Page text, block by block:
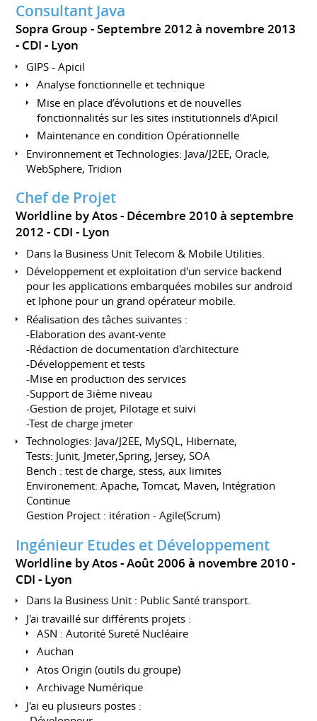
Consultant Java
Sopra Group
Septembre 2012 à novembre 2013
CDI
Lyon
GIPS - Apicil
Analyse fonctionnelle et technique
Mise en place d’évolutions et de nouvelles
fonctionnalités sur les sites institutionnels d’Apicil
Maintenance en condition Opérationnelle
Environnement et Technologies: Java/J2EE, Oracle,
WebSphere, Tridion
Chef de Projet
Worldline by Atos
Décembre 2010 à septembre
2012 CDI Lyon
Dans la Business Unit Telecom & Mobile Utilities.
Développement et exploitation d'un service backend
pour les applications embarquées mobiles sur android
et Iphone pour un grand opérateur mobile.
Réalisation des tâches suivantes :
-Elaboration des avant-vente
-Rédaction de documentation d'architecture
-Développement et tests
-Mise en production des services
-Support de 3ième niveau
-Gestion de projet, Pilotage et suivi
-Test de charge jmeter
Technologies: Java/J2EE, MySQL, Hibernate,
Tests: Junit, Jmeter,Spring, Jersey, SOA
Bench : test de charge, stess, aux limites
Environement: Apache, Tomcat, Maven, Intégration
Continue
Gestion Project : itération - Agile(Scrum)
Ingénieur Etudes et Développement
Worldline by Atos
Août 2006 à novembre 2010
CDI
Lyon
Dans la Business Unit : Public Santé transport.
J'ai travaillé sur différents projets :
ASN : Autorité Sureté Nucléaire
Auchan
Atos Origin (outils du groupe)
Archivage Numérique
J'ai eu plusieurs postes :